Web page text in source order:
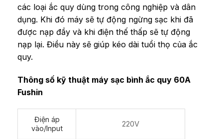
các loại ắc quy dùng trong công nghiệp và dân
dụng. Khi đó máy sẽ tự động ngừng sạc khi đã
được nạp đầy và khi điện thế thấp sẽ tự động
nạp lại. Điều này sẽ giúp kéo dài tuổi thọ của ắc
quy.
Thông số kỹ thuật máy sạc bình ắc quy 60A
Fushin
Điện áp
vào/Input
220V